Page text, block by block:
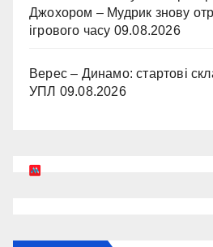
Джохором – Мудрик знову
ігрового часу 09.08.2026
Верес – Динамо: стартові
УПЛ 09.08.2026